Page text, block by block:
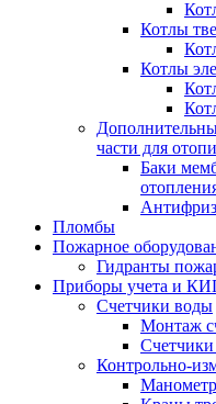
Котлы
Котлы
части для
Баки
Пломбы
Пожарное
Гидранты
Приборы учета и
Счетчики воды
Монтаж
Контрольно-